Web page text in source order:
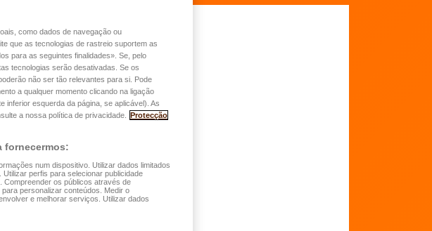
máximo anual
como dados de navegação ou
que as tecnologias de rastreio suportem as
para as seguintes finalidades». Se, pelo
tecnologias serão desativadas. Se os
não ser tão relevantes para si. Pode
a qualquer momento clicando na ligação
inferior esquerda da página, se aplicável). As
a nossa política de privacidade.
Protecção
fornecermos:
num dispositivo. Utilizar dados limitados
perfis para selecionar publicidade
Compreender os públicos através de
personalizar conteúdos. Medir o
e melhorar serviços. Utilizar dados